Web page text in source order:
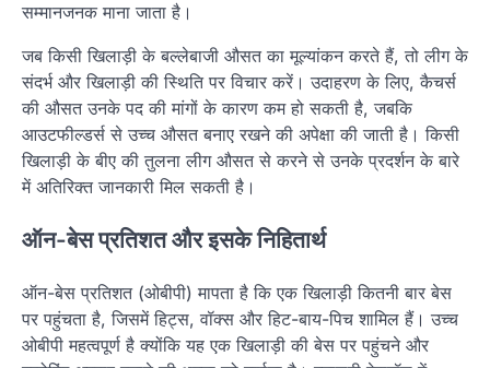
सम्मानजनक माना जाता है।
जब किसी खिलाड़ी के बल्लेबाजी औसत का मूल्यांकन करते हैं, तो लीग के
संदर्भ और खिलाड़ी की स्थिति पर विचार करें। उदाहरण के लिए, कैचर्स
की औसत उनके पद की मांगों के कारण कम हो सकती है, जबकि
आउटफील्डर्स से उच्च औसत बनाए रखने की अपेक्षा की जाती है। किसी
खिलाड़ी के बीए की तुलना लीग औसत से करने से उनके प्रदर्शन के बारे
में अतिरिक्त जानकारी मिल सकती है।
ऑन-बेस प्रतिशत और इसके निहितार्थ
ऑन-बेस प्रतिशत (ओबीपी) मापता है कि एक खिलाड़ी कितनी बार बेस
पर पहुंचता है, जिसमें हिट्स, वॉक्स और हिट-बाय-पिच शामिल हैं। उच्च
ओबीपी महत्वपूर्ण है क्योंकि यह एक खिलाड़ी की बेस पर पहुंचने और